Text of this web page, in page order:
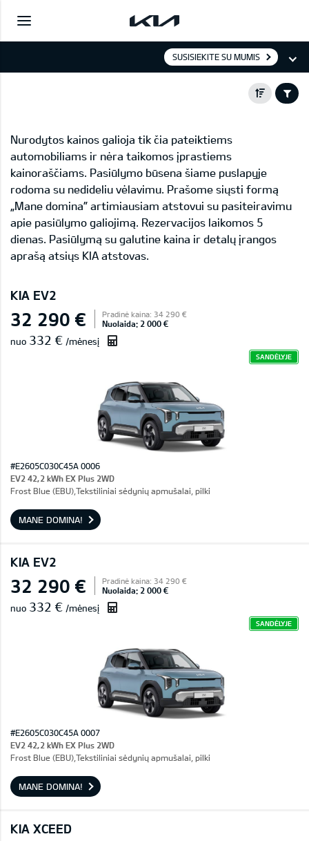
SUSISIEKITE SU MUMIS
Nurodytos kainos galioja tik čia pateiktiems
automobiliams ir nėra taikomos įprastiems
kainoraščiams. Pasiūlymo būsena šiame puslapyje
rodoma su nedideliu vėlavimu. Prašome siųsti formą
„Mane domina” artimiausiam atstovui su pasiteiravimu
apie pasiūlymo galiojimą. Rezervacijos laikomos 5
dienas. Pasiūlymą su galutine kaina ir detalų įrangos
aprašą atsiųs KIA atstovas.
KIA EV2
32 290 € Pradinė kaina: 34 290 €
Nuolaida: 2 000 €
nuo 332 € /mėnesį
SANDĖLYJE
#E2605C030C45A 0006
EV2 42,2 kWh EX Plus 2WD
Frost Blue (EBU),Tekstiliniai sėdynių apmušalai, pilki
MANE DOMINA!
KIA EV2
32 290 € Pradinė kaina: 34 290 €
Nuolaida: 2 000 €
nuo 332 € /mėnesį
SANDĖLYJE
#E2605C030C45A 0007
EV2 42,2 kWh EX Plus 2WD
Frost Blue (EBU),Tekstiliniai sėdynių apmušalai, pilki
MANE DOMINA!
KIA XCEED